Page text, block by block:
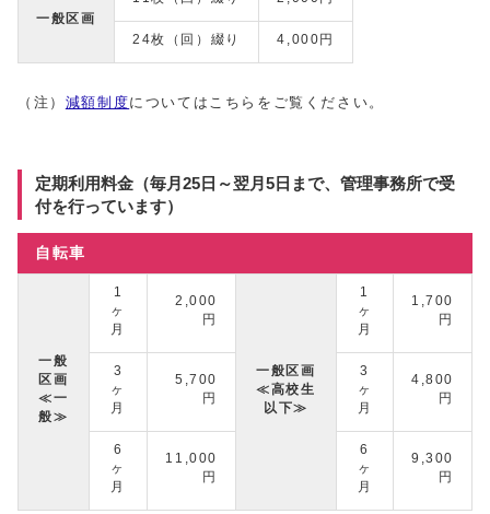
一般区画
24枚（回）綴り 4,000円
（注） 減額制度についてはこちらをご覧ください。
定期利用料金（毎月25日～翌月5日まで、管理事務所で受
付を行っています）
自転車
一般
区画
≪一
般≫
1
ヶ
月
2,000
円
一般区画
≪高校生
以下≫
1
ヶ
月
1,700
円
3
ヶ
月
5,700
円
3
ヶ
月
4,800
円
6
ヶ
月
11,000
円
6
ヶ
月
9,300
円